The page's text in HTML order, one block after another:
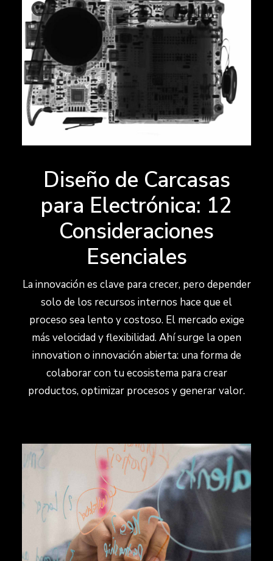
Diseño de Carcasas
para Electrónica: 12
Consideraciones
Esenciales
La innovación es clave para crecer, pero depender
solo de los recursos internos hace que el
proceso sea lento y costoso. El mercado exige
más velocidad y flexibilidad. Ahí surge la open
innovation o innovación abierta: una forma de
colaborar con tu ecosistema para crear
productos, optimizar procesos y generar valor.